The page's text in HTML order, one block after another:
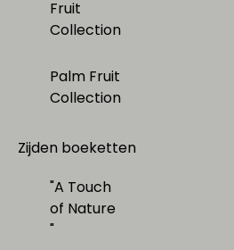
Fruit
Collection
Palm Fruit
Collection
Zijden boeketten
"A Touch
of Nature
"